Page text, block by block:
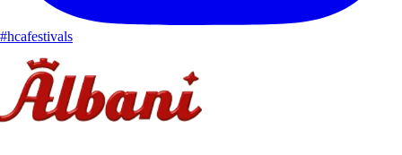
#hcafestivals